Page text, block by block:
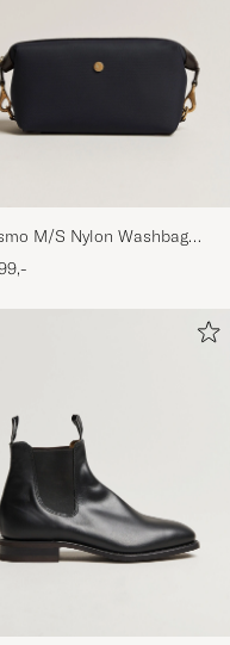
M/S Nylon Washbag
Dark Brown